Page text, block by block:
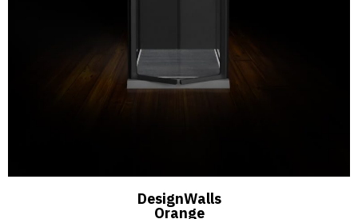
DesignWalls
Orange